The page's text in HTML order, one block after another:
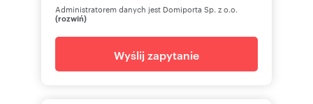
Administratorem danych jest Domiporta Sp. z o.o.
(rozwiń)
Wyślij zapytanie